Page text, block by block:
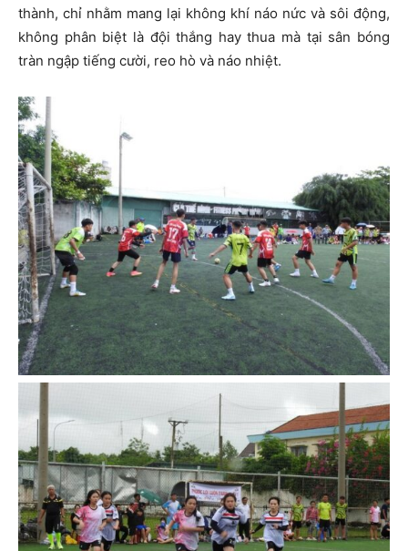
thành, chỉ nhằm mang lại không khí náo nức và sôi động,
không phân biệt là đội thắng hay thua mà tại sân bóng
tràn ngập tiếng cười, reo hò và náo nhiệt.